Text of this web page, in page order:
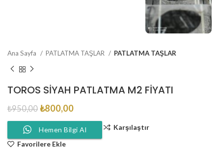
Ana Sayfa PATLATMA TAŞLAR PATLATMA TAŞLAR
TOROS SIYAH PATLATMA M2 FIYATI
₺950,00 ₺800,00
Hemen Bilgi Al
Karşılaştır
Favorilere Ekle